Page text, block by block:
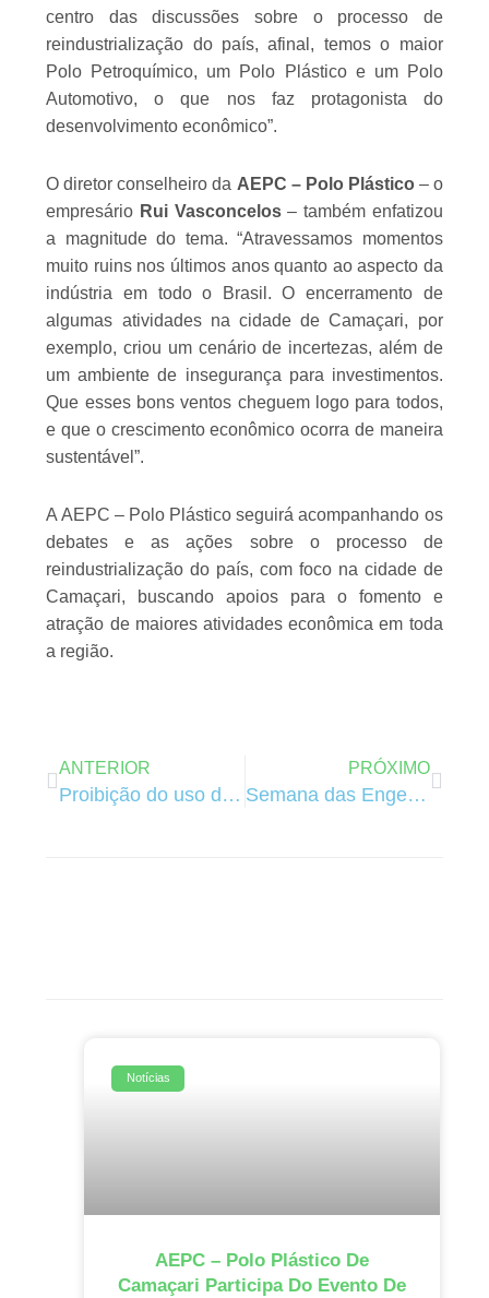
centro das discussões sobre o processo de
reindustrialização do país, afinal, temos o maior
Polo Petroquímico, um Polo Plástico e um Polo
Automotivo, o que nos faz protagonista do
desenvolvimento econômico”.
O diretor conselheiro da AEPC – Polo Plástico– o
empresário Rui Vasconcelos– também enfatizou
a magnitude do tema. “Atravessamos momentos
muito ruins nos últimos anos quanto ao aspecto da
indústria em todo o Brasil. O encerramento de
algumas atividades na cidade de Camaçari, por
exemplo, criou um cenário de incertezas, além de
um ambiente de insegurança para investimentos.
Que esses bons ventos cheguem logo para todos,
e que o crescimento econômico ocorra de maneira
sustentável”.
A AEPC – Polo Plástico seguirá acompanhando os
debates e as ações sobre o processo de
reindustrialização do país, com foco na cidade de
Camaçari, buscando apoios para o fomento e
atração de maiores atividades econômica em toda
a região.
ANTERIOR
Proibição do uso de sacolas plásticas ameaça 93 fábricas na Bahia
PRÓXIMO
Semana das Engenharias na UNIFACS 🔧
Notícias
AEPC – Polo Plástico De
Camaçari Participa Do Evento De